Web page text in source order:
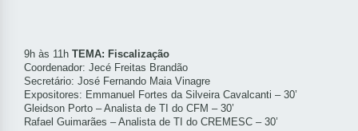
9h às 11h TEMA: Fiscalização
Coordenador: Jecé Freitas Brandão
Secretário: José Fernando Maia Vinagre
Expositores: Emmanuel Fortes da Silveira Cavalcanti – 30’
Gleidson Porto – Analista de TI do CFM – 30’
Rafael Guimarães – Analista de TI do CREMESC – 30’